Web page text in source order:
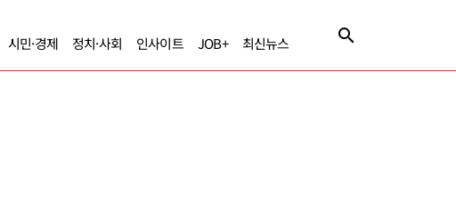
시민·경제 정치·사회 인사이트 JOB+ 최신뉴스